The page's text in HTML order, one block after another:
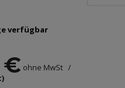
verfügbar
€ ohne MwSt